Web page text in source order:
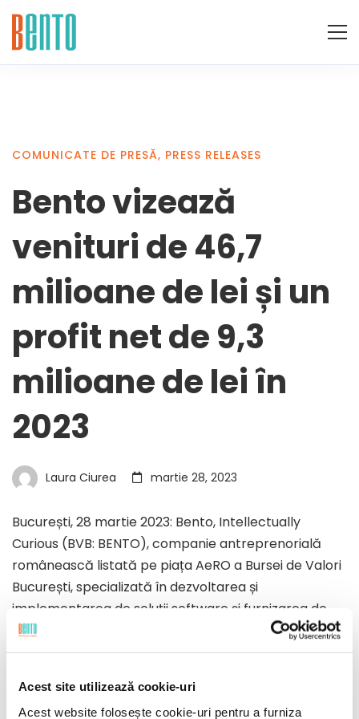
Acest site utilizează cookie-uri
Acest website folosește cookie-uri pentru a furniza
COMUNICATE DE PRESĂ, PRESS RELEASES
Bento vizează
venituri de 46,7
milioane de lei și un
profit net de 9,3
milioane de lei în
2023
Laura Ciurea martie 28, 2023
București, 28 martie 2023: Bento, Intellectually
Curious (BVB: BENTO), companie antreprenorială
românească listată pe piața AeRO a Bursei de Valori
București, specializată în dezvoltarea și
implementarea de soluții software și furnizarea de
servicii de infrastructură IT și Cloud, vizează venituri
operaționale de 46,7 milioane de …
Read more